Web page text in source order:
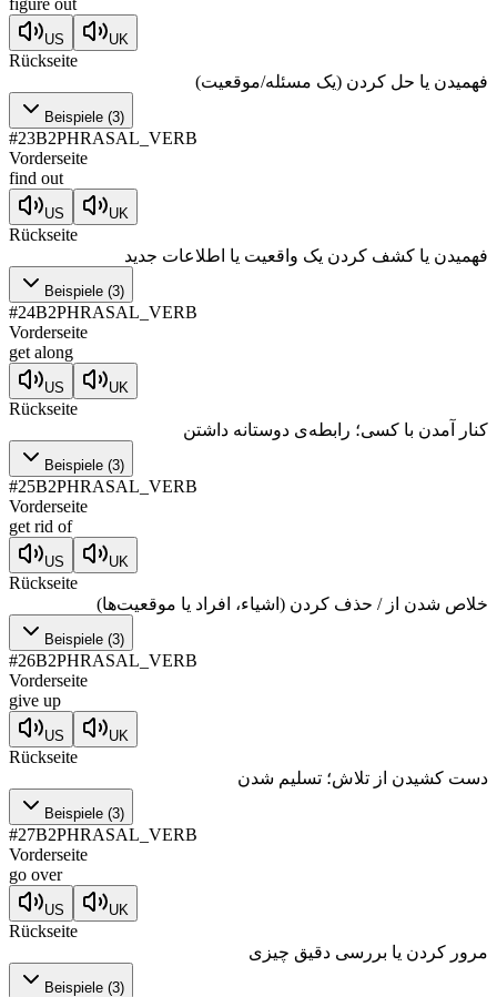
US UK
Rückseite
فهمیدن یا حل کردن (یک مسئله/موقعیت)
Beispiele (3)
#23B2PHRASAL_VERB
Vorderseite
find out
US UK
Rückseite
فهمیدن یا کشف کردن یک واقعیت یا اطلاعات جدید
Beispiele (3)
#24B2PHRASAL_VERB
Vorderseite
get along
US UK
Rückseite
کنار آمدن با کسی؛ رابطه‌ی دوستانه داشتن
Beispiele (3)
#25B2PHRASAL_VERB
Vorderseite
get rid of
US UK
Rückseite
خلاص شدن از / حذف کردن (اشیاء، افراد یا موقعیت‌ها)
Beispiele (3)
#26B2PHRASAL_VERB
Vorderseite
give up
US UK
Rückseite
دست کشیدن از تلاش؛ تسلیم شدن
Beispiele (3)
#27B2PHRASAL_VERB
Vorderseite
go over
US UK
Rückseite
مرور کردن یا بررسی دقیق چیزی
Beispiele (3)